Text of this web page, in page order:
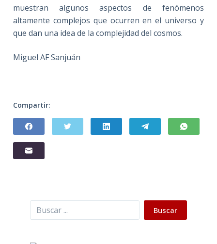
muestran algunos aspectos de fenómenos
altamente complejos que ocurren en el universo y
que dan una idea de la complejidad del cosmos.
Miguel AF Sanjuán
Compartir:
Buscar Buscar